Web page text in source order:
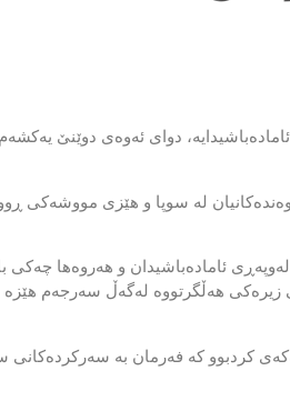
دوای ئه‌وه‌ی دوێنێ
له‌ سوپا و‌ هێزی مووشه‌كی
ئاماده‌باشیدان و هه‌روه‌ها چه‌كی
هه‌ڵگرتووه‌ له‌گه‌ڵ سه‌رجه‌م هێزه‌
كردبوو كه‌ فه‌رمان به‌ سه‌ركرده‌كانی